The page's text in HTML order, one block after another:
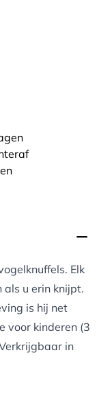
Elk
u erin knijpt.
is hij net
voor kinderen (3
in
en de